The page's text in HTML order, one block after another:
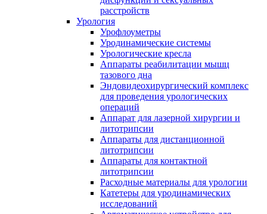
расстройств
Урология
Урофлоуметры
Уродинамические системы
Урологические кресла
Аппараты реабилитации мышц
тазового дна
Эндовидеохирургический комплекс
для проведения урологических
операций
Аппарат для лазерной хирургии и
литотрипсии
Аппараты для дистанционной
литотрипсии
Аппараты для контактной
литотрипсии
Расходные материалы для урологии
Катетеры для уродинамических
исследований